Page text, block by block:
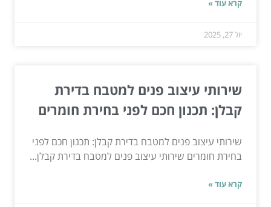
קרא עוד »
יול 27, 2025
שירותי עיצוב פנים למטבח בדירת
קבלן: תכנון חכם לפני בחירת חומרים
שירותי עיצוב פנים למטבח בדירת קבלן: תכנון חכם לפני
בחירת חומרים שירותי עיצוב פנים למטבח בדירת קבלן...
קרא עוד »